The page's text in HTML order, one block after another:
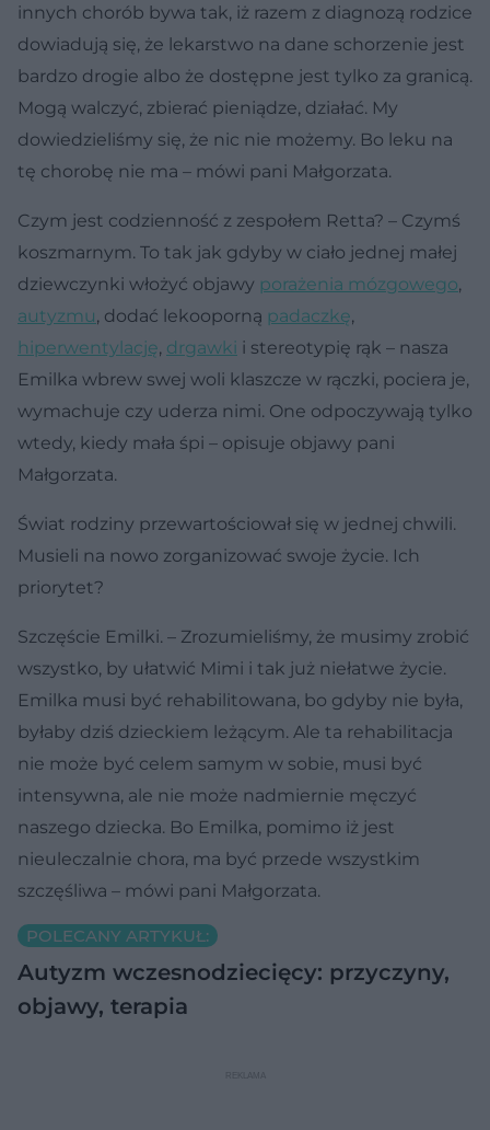
innych chorób bywa tak, iż razem z diagnozą rodzice
dowiadują się, że lekarstwo na dane schorzenie jest
bardzo drogie albo że dostępne jest tylko za granicą.
Mogą walczyć, zbierać pieniądze, działać. My
dowiedzieliśmy się, że nic nie możemy. Bo leku na
tę chorobę nie ma – mówi pani Małgorzata.
Czym jest codzienność z zespołem Retta? – Czymś
koszmarnym. To tak jak gdyby w ciało jednej małej
dziewczynki włożyć objawy porażenia mózgowego,
autyzmu, dodać lekooporną padaczkę,
hiperwentylację, drgawki i stereotypię rąk – nasza
Emilka wbrew swej woli klaszcze w rączki, pociera je,
wymachuje czy uderza nimi. One odpoczywają tylko
wtedy, kiedy mała śpi – opisuje objawy pani
Małgorzata.
Świat rodziny przewartościował się w jednej chwili.
Musieli na nowo zorganizować swoje życie. Ich
priorytet?
Szczęście Emilki. – Zrozumieliśmy, że musimy zrobić
wszystko, by ułatwić Mimi i tak już niełatwe życie.
Emilka musi być rehabilitowana, bo gdyby nie była,
byłaby dziś dzieckiem leżącym. Ale ta rehabilitacja
nie może być celem samym w sobie, musi być
intensywna, ale nie może nadmiernie męczyć
naszego dziecka. Bo Emilka, pomimo iż jest
nieuleczalnie chora, ma być przede wszystkim
szczęśliwa – mówi pani Małgorzata.
POLECANY ARTYKUŁ:
Autyzm wczesnodziecięcy: przyczyny,
objawy, terapia